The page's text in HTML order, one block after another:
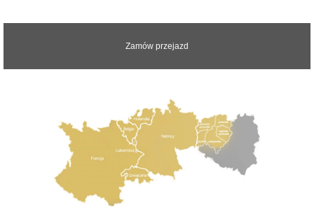
Zamów przejazd